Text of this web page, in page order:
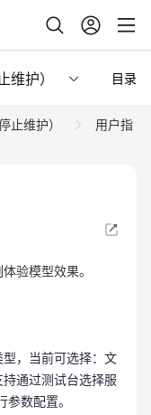
护） 目录
止维护）
用户指
验模型效果。
，当前可选择：文
通过测试台选择服
数配置。